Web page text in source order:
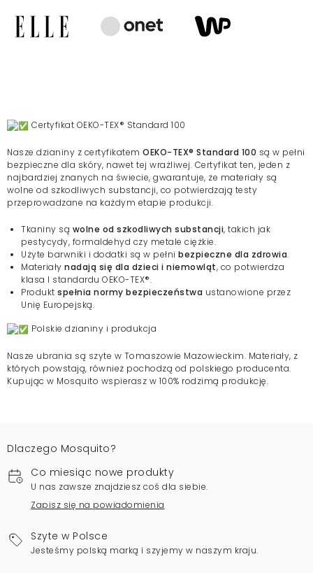
Certyfikat OEKO-TEX® Standard 100
Nasze dzianiny z certyfikatem OEKO-TEX® Standard 100 są w pełni
bezpieczne dla skóry, nawet tej wrażliwej. Certyfikat ten, jeden z
najbardziej znanych na świecie, gwarantuje, że materiały są
wolne od szkodliwych substancji, co potwierdzają testy
przeprowadzane na każdym etapie produkcji.
Tkaniny są wolne od szkodliwych substancji, takich jak
pestycydy, formaldehyd czy metale ciężkie.
Użyte barwniki i dodatki są w pełni bezpieczne dla zdrowia.
Materiały nadają się dla dzieci i niemowląt, co potwierdza
klasa I standardu OEKO-TEX®.
Produkt spełnia normy bezpieczeństwa ustanowione przez
Unię Europejską.
Polskie dzianiny i produkcja
Nasze ubrania są szyte w Tomaszowie Mazowieckim. Materiały, z
których powstają, również pochodzą od polskiego producenta.
Kupując w Mosquito wspierasz w 100% rodzimą produkcję.
Dlaczego Mosquito?
Co miesiąc nowe produkty
U nas zawsze znajdziesz coś dla siebie.
Zapisz się na powiadomienia
Szyte w Polsce
Jesteśmy polską marką i szyjemy w naszym kraju.